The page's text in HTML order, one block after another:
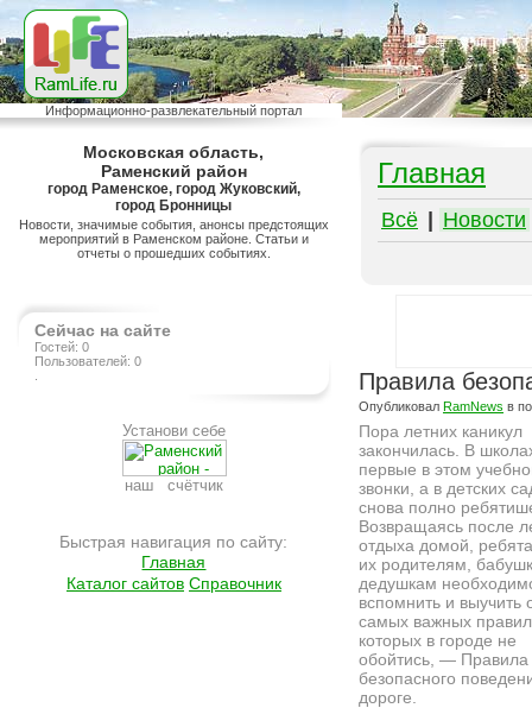
Информационно-развлекательный портал
Московская область,
Раменский район
город Раменское, город Жуковский,
город Бронницы
Новости, значимые события, анонсы предстоящих
мероприятий в Раменском районе. Статьи и
отчеты о прошедших событиях.
Сейчас на сайте
Гостей: 0
Пользователей: 0
Установи себе
наш счётчик
Быстрая навигация по сайту:
Главная
Каталог сайтов Справочник
Главная
Всё Новости
Правила
Опубликовал RamNews в
Пора летних каникул
закончилась. В
первые в этом
звонки, а в детских
снова полно
Возвращаясь после
отдыха домой,
их родителям,
дедушкам
вспомнить и выучить
самых важных
которых в городе не
обойтись, — Правила
безопасного
дороге.